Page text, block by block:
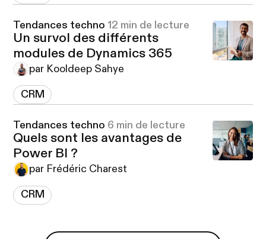
Tendances techno 12 min de lecture
Un survol des différents
modules de Dynamics 365
par Kooldeep Sahye
CRM
Tendances techno 6 min de lecture
Quels sont les avantages de
Power BI ?
par Frédéric Charest
CRM